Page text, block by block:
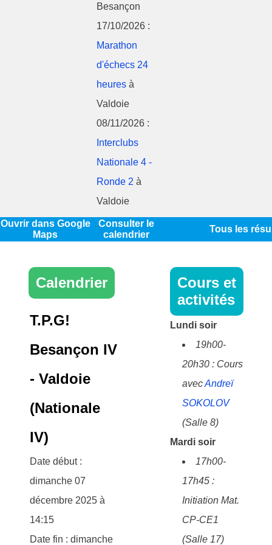
Besançon
17/10/2026 :
Marathon
d'échecs 24
heures à
Valdoie
08/11/2026 :
Interclubs
Nationale 4 -
Ronde 2 à
Valdoie
Ouvrir dans Google
Maps
Consulter le
calendrier
Tous les
Calendrier
T.P.G!
Besançon IV
- Valdoie
(Nationale
IV)
Date début :
dimanche 07
décembre 2025 à
14:15
Date fin : dimanche
Cours et
activités
Lundi soir
19h00-
20h30 : Cours
avecAndreï
SOKOLOV
(Salle 8)
Mardi soir
17h00-
17h45 :
Initiation Mat.
CP-CE1
(Salle 17)